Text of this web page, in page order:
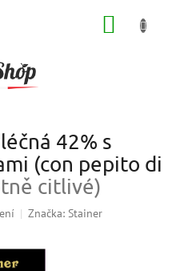
42% s
(con pepito di
citlivé)
Značka: Stainer